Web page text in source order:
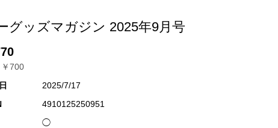
グッズマガジン 2025年9月号
700
2025/7/17
4910125250951
◯